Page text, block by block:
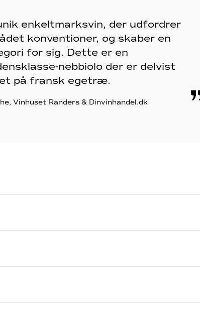
enkeltmarksvin, der udfordrer
konventioner, og skaber en
for sig. Dette er en
nebbiolo der er delvist
på fransk egetræ.
Vinhuset Randers & Dinvinhandel.dk